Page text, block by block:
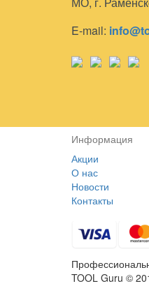
E-mail:
Информация
Акции
О нас
Новости
Контакты
TOOL Guru ©